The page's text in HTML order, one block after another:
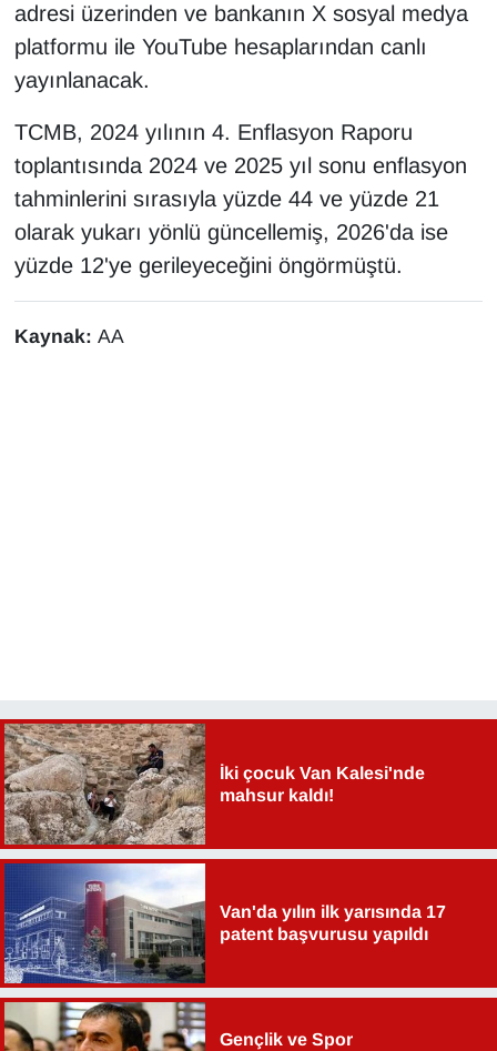
adresi üzerinden ve bankanın X sosyal medya
platformu ile YouTube hesaplarından canlı
yayınlanacak.
TCMB, 2024 yılının 4. Enflasyon Raporu
toplantısında 2024 ve 2025 yıl sonu enflasyon
tahminlerini sırasıyla yüzde 44 ve yüzde 21
olarak yukarı yönlü güncellemiş, 2026'da ise
yüzde 12'ye gerileyeceğini öngörmüştü.
Kaynak: AA
İki çocuk Van Kalesi'nde
mahsur kaldı!
Van'da yılın ilk yarısında 17
patent başvurusu yapıldı
Gençlik ve Spor
MAGAZİN
MEDYA
ONE EKONOMİ
POLİTİKA
Resmi İlanlar
TEKNOLOJİ
Turizm
VAN'DA SPOR
Vasıta
YAŞAM
YEREL